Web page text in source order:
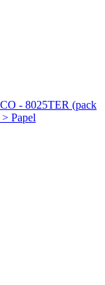
- 8025TER (pack
Papel